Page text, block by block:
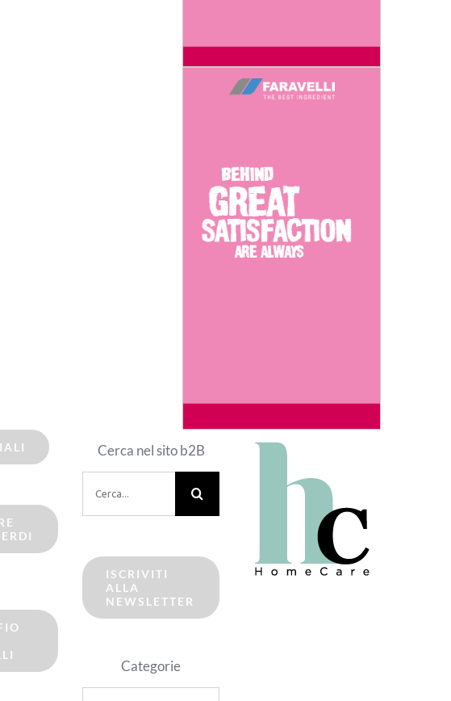
Cerca nel sito b2B
per:
ISCRIVITI
ALLA
NEWSLETTER
Categorie